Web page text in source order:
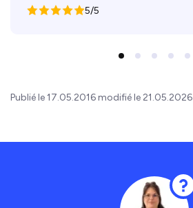
5/5
Publié le 17.05.2016 modifié le 21.05.2026